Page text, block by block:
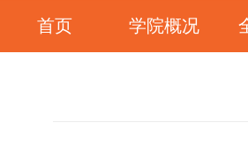
首页 学院概况